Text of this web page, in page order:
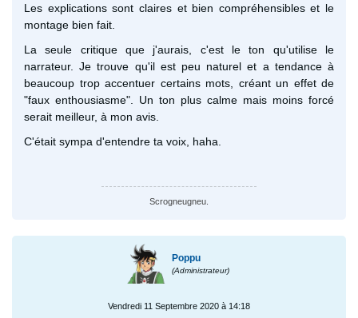
Les explications sont claires et bien compréhensibles et le
montage bien fait.
La seule critique que j'aurais, c'est le ton qu'utilise le
narrateur. Je trouve qu'il est peu naturel et a tendance à
beaucoup trop accentuer certains mots, créant un effet de
"faux enthousiasme". Un ton plus calme mais moins forcé
serait meilleur, à mon avis.
C'était sympa d'entendre ta voix, haha.
Scrogneugneu.
Poppu
(Administrateur)
Vendredi 11 Septembre 2020 à 14:18